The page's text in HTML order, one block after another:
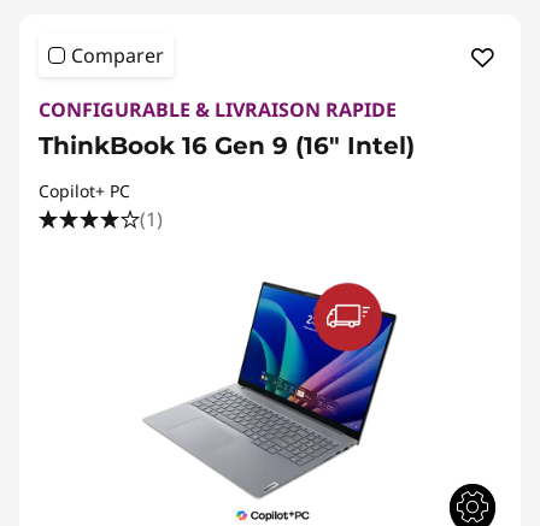
Comparer
CONFIGURABLE & LIVRAISON RAPIDE
ThinkBook 16 Gen 9 (16" Intel)
Copilot+ PC
(1)